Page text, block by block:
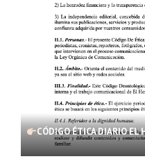
CÓDIGO ÉTICA DIARIO EL